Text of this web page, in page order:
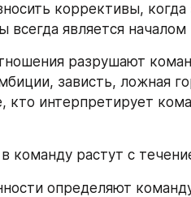
коррективы, когда
всегда является
разрушают
зависть, ложная
интерпретирует
команду растут с
определяют